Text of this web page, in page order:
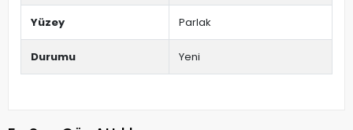
Yüzey Parlak
Durumu Yeni